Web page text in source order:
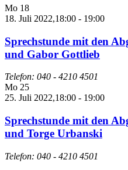
Mo 18
18. Juli 2022,18:00 - 19:00
Sprechstunde mit den
und Gabor Gottlieb
Telefon: 040 - 4210 4501
Mo 25
25. Juli 2022,18:00 - 19:00
Sprechstunde mit den
und Torge Urbanski
Telefon: 040 - 4210 4501